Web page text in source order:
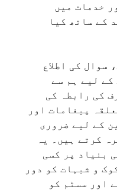
خدمات میں
کے ساتھ کیا
سوال کی اطلاع
کے لیے ہم سے
کی رابطہ کی
پیغامات اور
کے لیے ضروری
کرتے ہیں۔ یہ
بنیاد پر کسی
و شبہات کو دور
اور سسٹم کو